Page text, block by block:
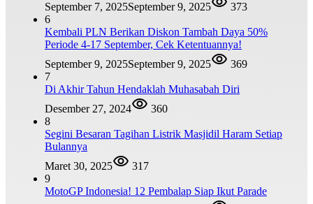
September 7, 2025September 9, 2025
373
6
Kembali PLN Berikan Diskon Tambah Daya 50%
Periode 4-17 September, Cek Ketentuannya!
September 9, 2025September 9, 2025
369
7
Di Akhir Tahun Hendaklah Muhasabah Diri
Desember 27, 2024
360
8
Segini Besaran Tagihan Listrik Masjidil Haram Setiap
Bulannya
Maret 30, 2025
317
9
MotoGP Indonesia! 12 Pembalap Siap Ikut Parade